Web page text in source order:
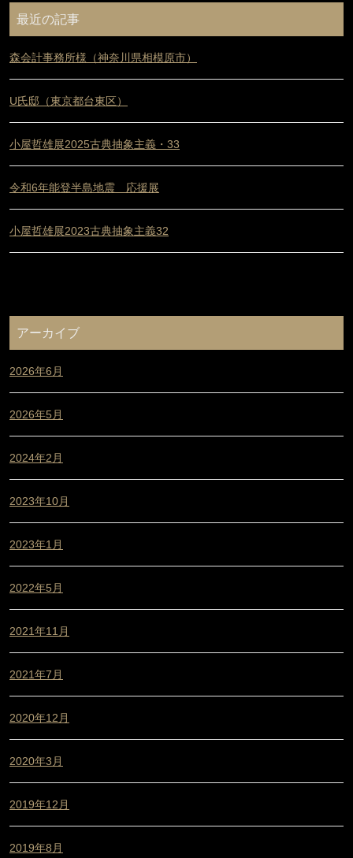
最近の記事
森会計事務所様（神奈川県相模原市）
U氏邸（東京都台東区）
小屋哲雄展2025古典抽象主義・33
令和6年能登半島地震 応援展
小屋哲雄展2023古典抽象主義32
アーカイブ
2026年6月
2026年5月
2024年2月
2023年10月
2023年1月
2022年5月
2021年11月
2021年7月
2020年12月
2020年3月
2019年12月
2019年8月